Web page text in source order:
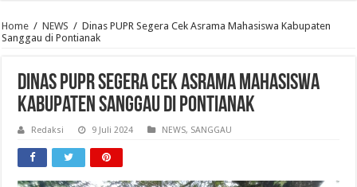
Home / NEWS / Dinas PUPR Segera Cek Asrama Mahasiswa Kabupaten
Sanggau di Pontianak
Dinas PUPR Segera Cek Asrama Mahasiswa
Kabupaten Sanggau di Pontianak
Redaksi 9 Juli 2024 NEWS, SANGGAU